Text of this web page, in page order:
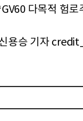
다목적 험
용승 기자